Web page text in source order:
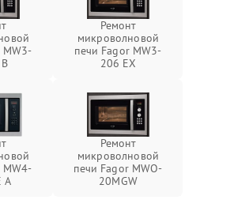
MW3-
Ремонт
микроволновой
печи Fagor MW3-
206 EX
MW4-
A
Ремонт
микроволновой
печи Fagor MWO-
20MGW